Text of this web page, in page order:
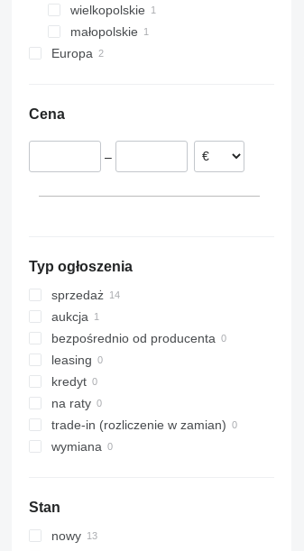
Tychy
Jastrzębie-Zdrój
wielkopolskie
Poznań
małopolskie
Wieliczka
Europa
Cena
–
Typ ogłoszenia
sprzedaż
aukcja
bezpośrednio od producenta
leasing
kredyt
na raty
trade-in (rozliczenie w zamian)
wymiana
Stan
nowy